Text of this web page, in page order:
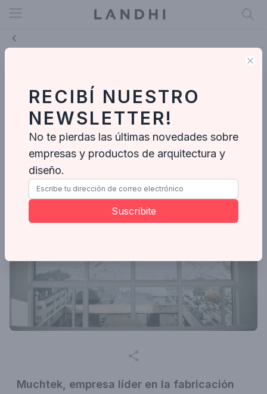
Open menu
medioambiental internacional, un
paso clave para su plan de
expansión
MUCHTEK
Muchtek, empresa líder en la fabricación
RECIBÍ NUESTRO
NEWSLETTER!
No te pierdas las últimas novedades sobre
empresas y productos de arquitectura y
diseño.
Suscribite